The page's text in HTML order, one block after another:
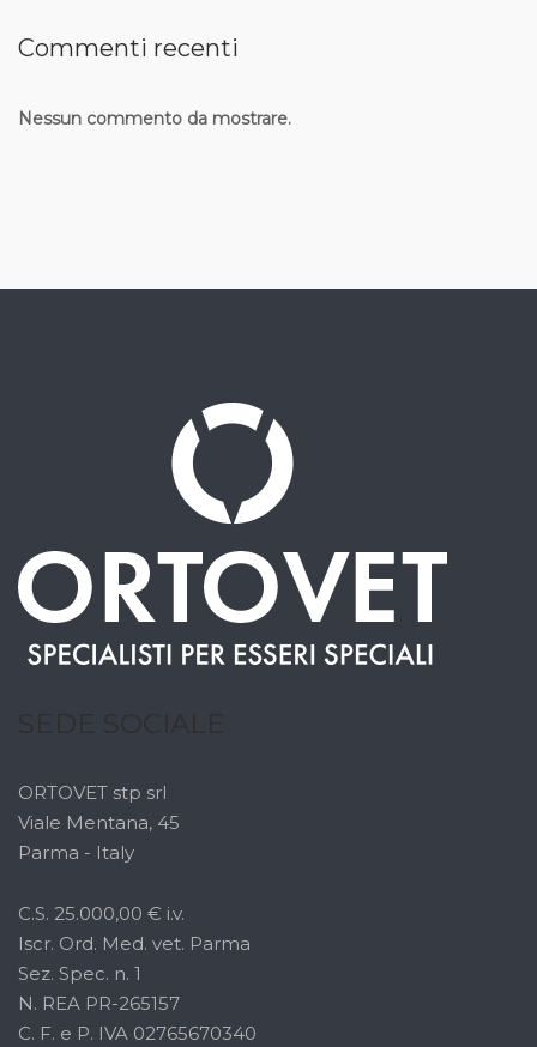
Commenti recenti
Nessun commento da mostrare.
ORTOVET stp srl
Viale Mentana, 45
Parma - Italy
C.S. 25.000,00 € i.v.
Iscr. Ord. Med. vet. Parma
Sez. Spec. n. 1
N. REA PR-265157
C. F. e P. IVA 02765670340